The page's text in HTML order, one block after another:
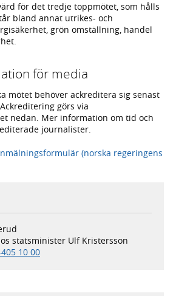
för det tredje toppmötet, som hålls
bland annat utrikes- och
grön omställning, handel
för media
mötet behöver ackreditera sig senast
görs via
nedan. Mer information om tid och
journalister.
(norska regeringens
statsminister Ulf Kristersson
10 00